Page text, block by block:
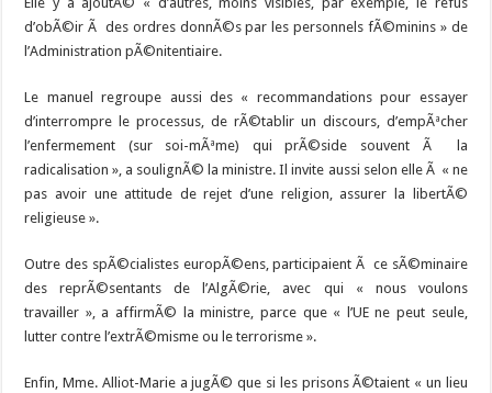
d’obÃ©ir Ã des ordres donnÃ©s par les personnels fÃ©minins » de
l’Administration pÃ©nitentiaire.
Le manuel regroupe aussi des « recommandations pour essayer
d’interrompre le processus, de rÃ©tablir un discours, d’empÃªcher
l’enfermement (sur soi-mÃªme) qui prÃ©side souvent Ã la
radicalisation », a soulignÃ© la ministre. Il invite aussi selon elle Ã « ne
pas avoir une attitude de rejet d’une religion, assurer la libertÃ©
religieuse ».
Outre des spÃ©cialistes europÃ©ens, participaient Ã ce sÃ©minaire
des reprÃ©sentants de l’AlgÃ©rie, avec qui « nous voulons
travailler », a affirmÃ© la ministre, parce que « l’UE ne peut seule,
lutter contre l’extrÃ©misme ou le terrorisme ».
Enfin, Mme. Alliot-Marie a jugÃ© que si les prisons Ã©taient « un lieu